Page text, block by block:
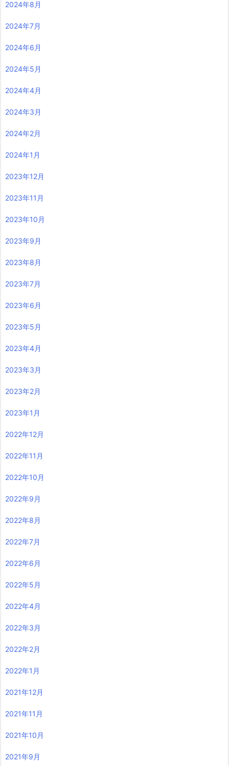
2024年8月
2024年7月
2024年6月
2024年5月
2024年4月
2024年3月
2024年2月
2024年1月
2023年12月
2023年11月
2023年10月
2023年9月
2023年8月
2023年7月
2023年6月
2023年5月
2023年4月
2023年3月
2023年2月
2023年1月
2022年12月
2022年11月
2022年10月
2022年9月
2022年8月
2022年7月
2022年6月
2022年5月
2022年4月
2022年3月
2022年2月
2022年1月
2021年12月
2021年11月
2021年10月
2021年9月